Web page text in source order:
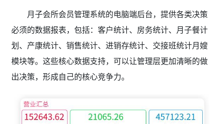
月子会所会员管理系统的电脑端后台，提供各类决策
必须的数据报表，包括：客户统计、房务统计、月子餐计
划、产康统计、销售统计、进销存统计、交接班统计月嫂
模块等。这些核心数据支持，可以让管理层更加清晰的做
出决策，形成自己的核心竞争力。